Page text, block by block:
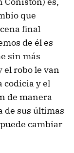
que
final
de él es
sin más
el robo le van
codicia y el
de manera
de sus últimas
cambiar